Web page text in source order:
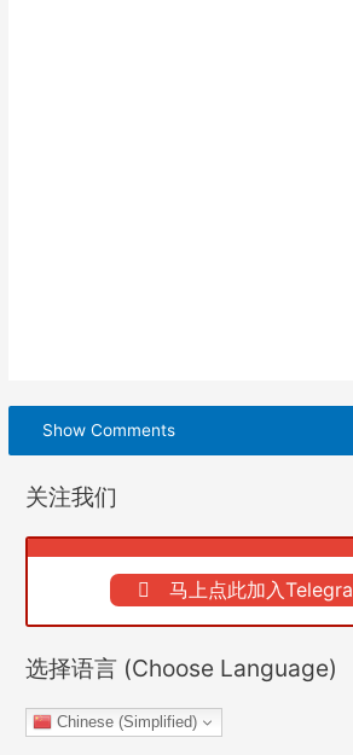
Show Comments
关注我们
马上点此加入
选择语言 (Choose Language)
Chinese (Simplified)